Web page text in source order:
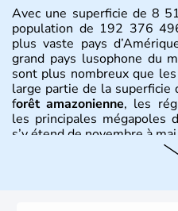
Avec une superficie de 8
population de 192 376
plus vaste pays
grand pays lusophone du
sont plus nombreux que
large partie de la superficie
forêt amazonienne, les
les principales mégapoles
s’y étend de novembre à mai.